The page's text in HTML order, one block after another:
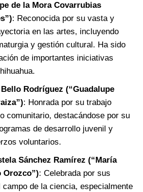
de la Mora Covarrubias
: Reconocida por su vasta y
en las artes, incluyendo
y gestión cultural. Ha sido
de importantes iniciativas
Rodríguez (“Guadalupe
: Honrada por su trabajo
comunitario, destacándose por su
de desarrollo juvenil y
voluntarios.
Sánchez Ramírez (“María
Orozco”): Celebrada por sus
campo de la ciencia, especialmente